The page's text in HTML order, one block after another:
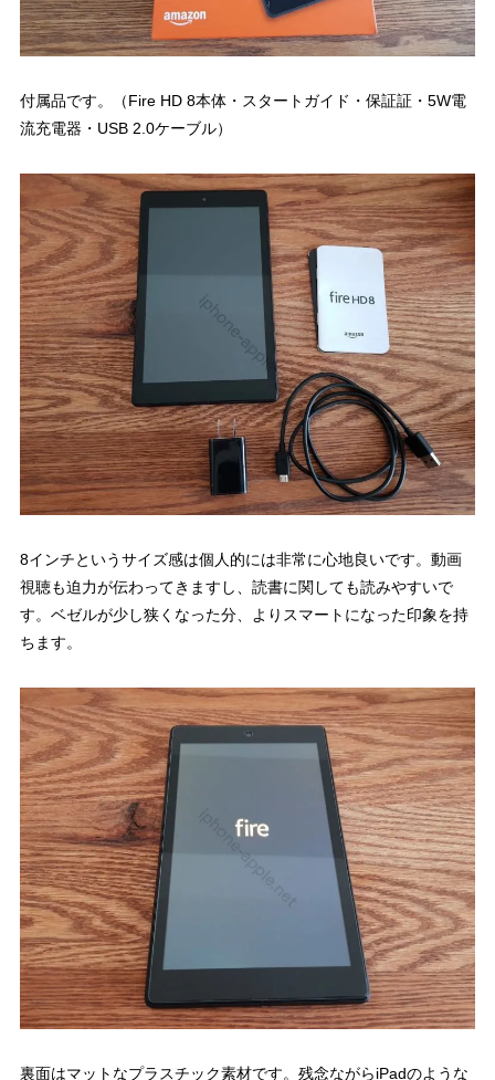
付属品です。（Fire HD 8本体・スタートガイド・保証証・5W電
流充電器・USB 2.0ケーブル）
8インチというサイズ感は個人的には非常に心地良いです。動画
視聴も迫力が伝わってきますし、読書に関しても読みやすいで
す。ベゼルが少し狭くなった分、よりスマートになった印象を持
ちます。
裏面はマットなプラスチック素材です。残念ながらiPadのような